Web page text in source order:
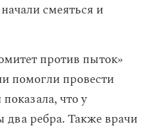
смеяться и
против пыток»
помогли провести
что у
ребра. Также врачи